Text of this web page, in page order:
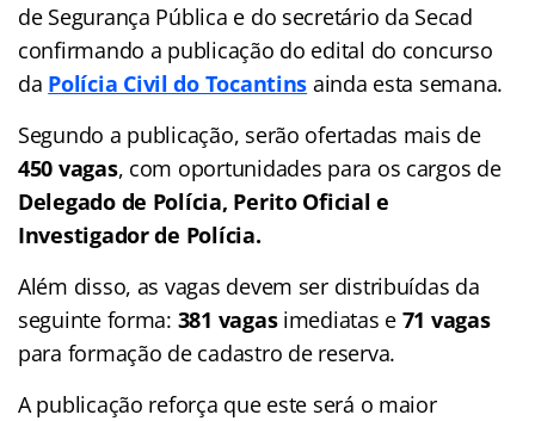
de Segurança Pública e do secretário da Secad
confirmando a publicação do edital do concurso
da Polícia Civil do Tocantins ainda esta semana.
Segundo a publicação, serão ofertadas mais de
450 vagas, com oportunidades para os cargos de
Delegado de Polícia, Perito Oficial e
Investigador de Polícia.
Além disso, as vagas devem ser distribuídas da
seguinte forma: 381 vagasimediatas e 71 vagas
para formação de cadastro de reserva.
A publicação reforça que este será o maior